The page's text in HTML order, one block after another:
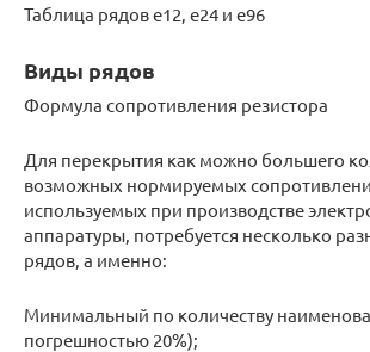
Таблица рядов е12, е24 и е96
Виды рядов
Формула сопротивления резистора
Для перекрытия как можно большего
возможных нормируемых
используемых при производстве
аппаратуры, потребуется несколько
рядов, а именно:
Минимальный по количеству
погрешностью 20%);